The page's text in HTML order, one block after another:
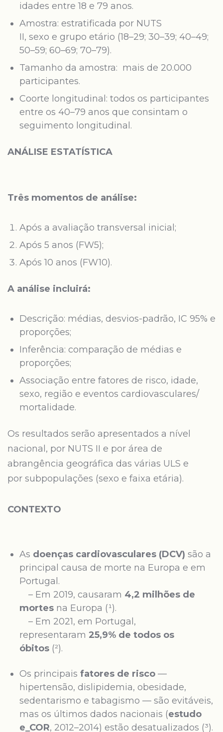
idades entre 18 e 79 anos.
Amostra: estratificada por NUTS
II, sexo e grupo etário (18–29; 30–39; 40–49;
50–59; 60–69; 70–79).
Tamanho da amostra: mais de 20.000
participantes.
Coorte longitudinal: todos os participantes
entre os 40–79 anos que consintam o
seguimento longitudinal.
ANÁLISE ESTATÍSTICA
Três momentos de análise:
Após a avaliação transversal inicial;
Após 5 anos (FW5);
Após 10 anos (FW10).
A análise incluirá:
Descrição: médias, desvios-padrão, IC 95% e
proporções;
Inferência: comparação de médias e
proporções;
Associação entre fatores de risco, idade,
sexo, região e eventos cardiovasculares/
mortalidade.
Os resultados serão apresentados a nível
nacional, por NUTS II e por área de
abrangência geográfica das várias ULS e
por subpopulações (sexo e faixa etária).
CONTEXTO
As doenças cardiovasculares (DCV) são a
principal causa de morte na Europa e em
Portugal.
– Em 2019, causaram 4,2 milhões de
mortes na Europa (¹).
– Em 2021, em Portugal,
representaram 25,9% de todos os
óbitos (²).
Os principais fatores de risco —
hipertensão, dislipidemia, obesidade,
sedentarismo e tabagismo — são evitáveis,
mas os últimos dados nacionais (estudo
e_COR, 2012–2014) estão desatualizados (³).